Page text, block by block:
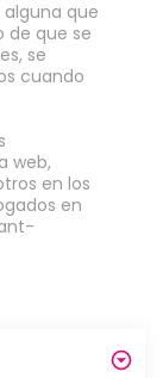
que
de que se
se
cuando
web,
en los
en